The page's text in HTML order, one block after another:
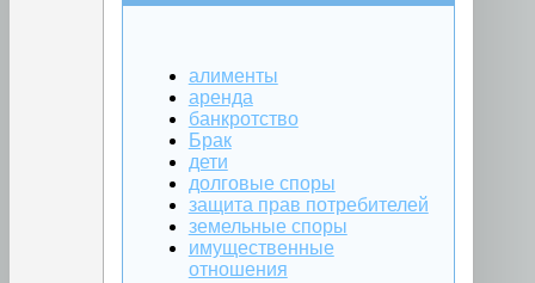
алименты
аренда
банкротство
Брак
дети
долговые споры
защита прав потребителей
земельные споры
имущественные
отношения